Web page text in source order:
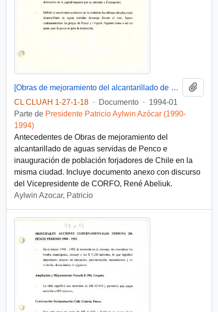
[Obras de mejoramiento del alcantarillado de aguas servidas de Penco e inauguración de población forjadores de Chile-Penco]
CL CLUAH 1-27-1-18 · Documento · 1994-01
Parte de Presidente Patricio Aylwin Azócar (1990-
1994)
Antecedentes de Obras de mejoramiento del
alcantarillado de aguas servidas de Penco e
inauguración de población forjadores de Chile en la
misma ciudad. Incluye documento anexo con discurso
del Vicepresidente de CORFO, René Abeliuk.
Aylwin Azocar, Patricio